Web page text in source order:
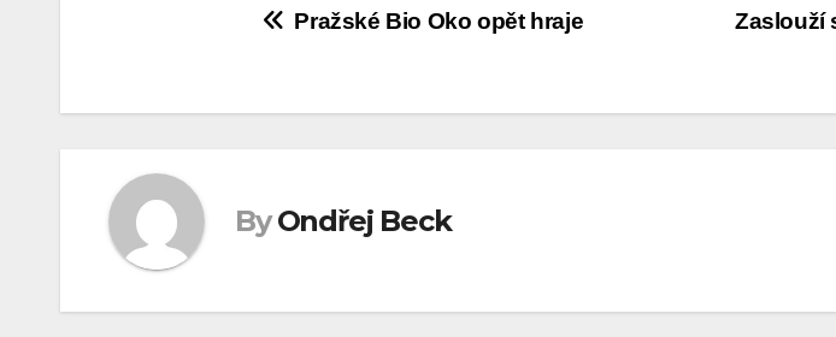
Navigace
příspěvek
Zaslouží
Pražské Bio Oko opět hraje
By Ondřej Beck